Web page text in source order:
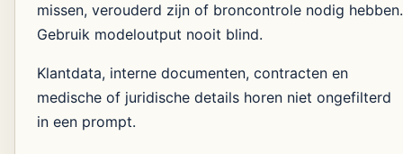
missen, verouderd zijn of broncontrole nodig hebben.
Gebruik modeloutput nooit blind.
Klantdata, interne documenten, contracten en
medische of juridische details horen niet ongefilterd
in een prompt.